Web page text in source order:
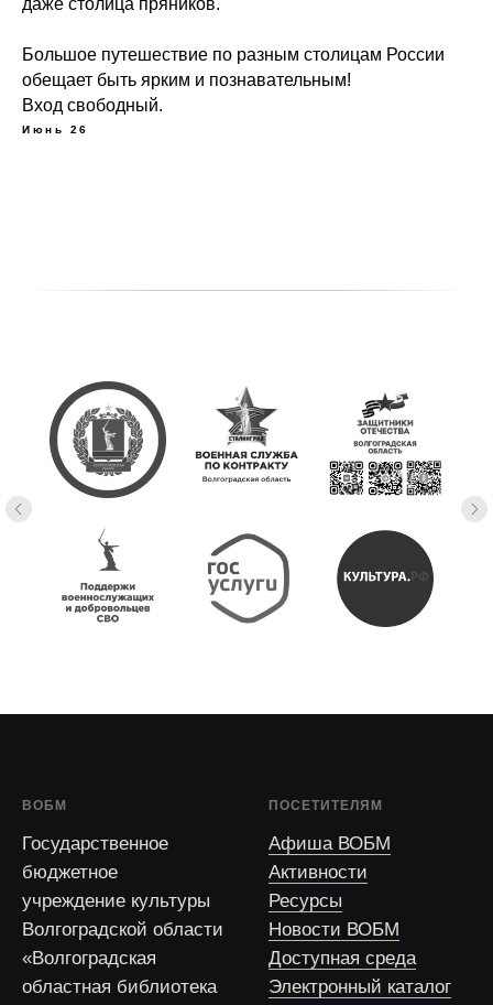
даже столица пряников.
Большое путешествие по разным столицам России
обещает быть ярким и познавательным!
Вход свободный.
Июнь 26
ВОБМ
Государственное
бюджетное
учреждение культуры
Волгоградской области
«Волгоградская
областная библиотека
ПОСЕТИТЕЛЯМ
Афиша ВОБМ
Активности
Ресурсы
Новости ВОБМ
Доступная среда
Электронный каталог